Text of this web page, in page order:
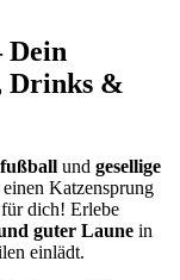
Dein
Drinks &
und gesellige
Katzensprung
dich! Erlebe
guter Laune in
einlädt.